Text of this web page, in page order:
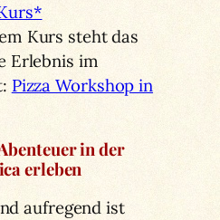
Kurs steht das
Erlebnis im
Pizza Workshop in
in der
erleben
aufregend ist